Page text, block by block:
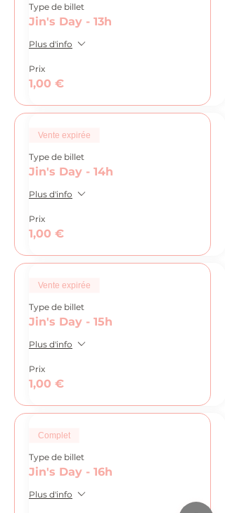
Type de billet
Jin's Day - 13h
Plus d'info
Prix
1,00 €
Vente expirée
Type de billet
Jin's Day - 14h
Plus d'info
Prix
1,00 €
Vente expirée
Type de billet
Jin's Day - 15h
Plus d'info
Prix
1,00 €
Complet
Type de billet
Jin's Day - 16h
Plus d'info